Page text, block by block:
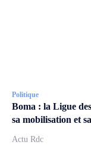
Politique
Boma : la Ligue
sa mobilisation et
Actu Rdc